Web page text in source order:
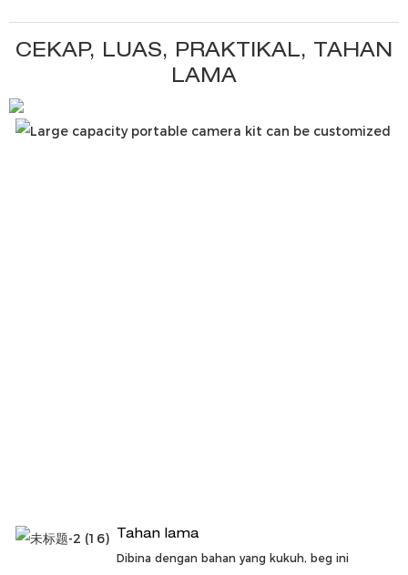
CEKAP, LUAS, PRAKTIKAL, TAHAN
LAMA
Tahan lama
Dibina dengan bahan yang kukuh, beg ini